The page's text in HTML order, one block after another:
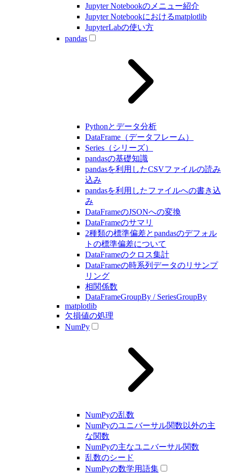
Jupyter Notebookのメニュー紹介
Jupyter Notebookにおけるmatplotlib
JupyterLabの使い方
pandas
Pythonとデータ分析
DataFrame（データフレーム）
Series（シリーズ）
pandasの基礎知識
pandasを利用したCSVファイルの読み
込み
pandasを利用したファイルへの書き込
み
DataFrameのJSONへの変換
DataFrameのサマリ
2種類の標準偏差とpandasのデフォル
トの標準偏差について
DataFrameのクロス集計
DataFrameの時系列データのリサンプ
リング
相関係数
DataFrameGroupBy / SeriesGroupBy
matplotlib
欠損値の処理
NumPy
NumPyの乱数
NumPyのユニバーサル関数以外の主
な関数
NumPyの主なユニバーサル関数
乱数のシード
NumPyの数学用語集